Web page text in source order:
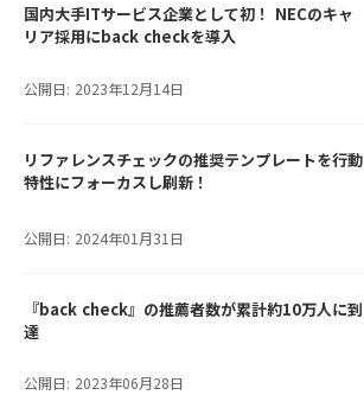
国内大手ITサービス企業として初！ NECのキャ
リア採用にback checkを導入
公開日: 2023年12月14日
リファレンスチェックの推奨テンプレートを行動
特性にフォーカスし刷新！
公開日: 2024年01月31日
『back check』の推薦者数が累計約10万人に到
達
公開日: 2023年06月28日